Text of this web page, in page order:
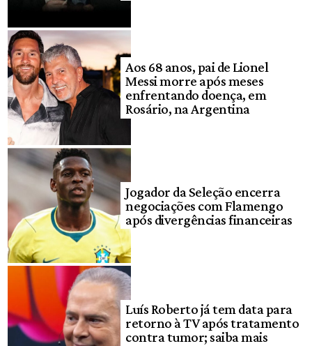
Aos 68 anos, pai de Lionel
Messi morre após meses
enfrentando doença, em
Rosário, na Argentina
Jogador da Seleção encerra
negociações com Flamengo
após divergências financeiras
Luís Roberto já tem data para
retorno à TV após tratamento
contra tumor; saiba mais